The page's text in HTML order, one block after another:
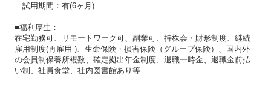
試用期間：有(6ヶ月)
■福利厚生：
在宅勤務可、リモートワーク可、副業可、持株会・財形制度、継続
雇用制度(再雇用 )、生命保険・損害保険（グループ保険）、国内外
の会員制保養所複数、確定拠出年金制度、退職一時金、退職金前払
い制、社員食堂、社内図書館あり等